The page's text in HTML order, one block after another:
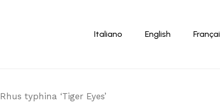
Italiano English
Rhus typhina ‘Tiger Eyes’